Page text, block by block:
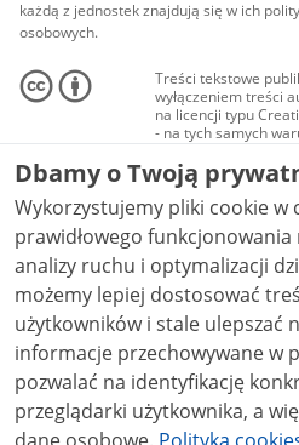
każdą z jednostek znajdują się w ich
osobowych.
Treści tekstowe
wyłączeniem treści
na licencji typu
- na tych samych
Materiały
audio i wideo, są
Creative Commons:
niekomercyjne - bez
NC-ND 4.0), o ile nie
Dbamy o Twoją
Wykorzystujemy pliki cookie w
prawidłowego
analizy ruchu i optymalizacji działania
możemy lepiej dostosować
użytkowników i stale ulepszać nasze
informacje przechowywane w
pozwalać na identyfikację
przeglądarki użytkownika, a